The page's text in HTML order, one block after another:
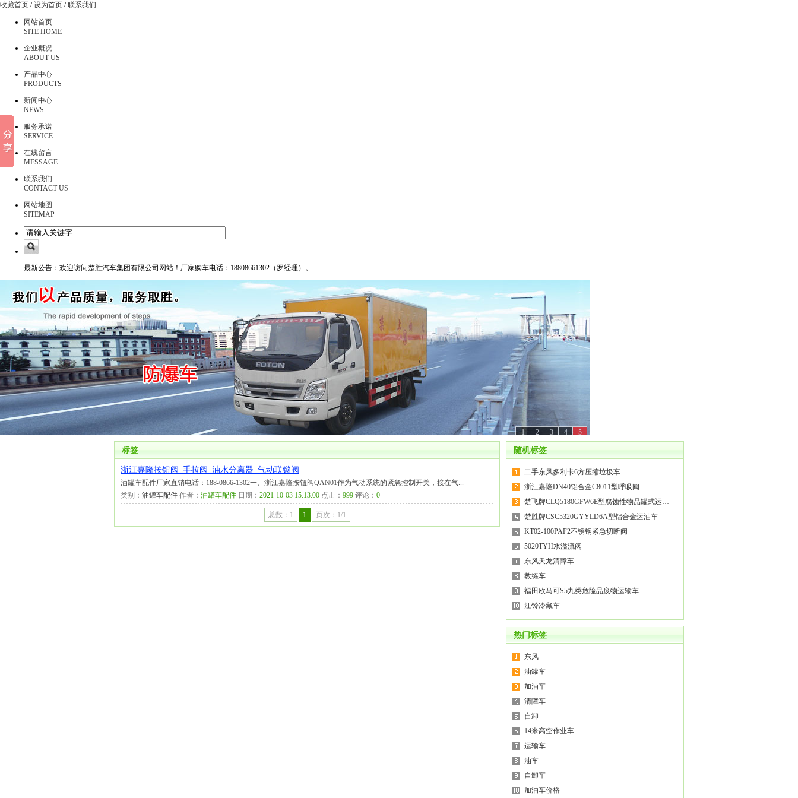
收藏首页 /设为首页 /联系我们
网站首页
SITE HOME
企业概况
ABOUT US
产品中心
PRODUCTS
新闻中心
NEWS
服务承诺
SERVICE
在线留言
MESSAGE
联系我们
CONTACT US
网站地图
SITEMAP
最新公告： 欢迎访问楚胜汽车集团有限公司网站！厂家购车电话：18808661302（罗经理）。
5
4
3
2
1
标签
浙江嘉隆按钮阀_手拉阀_油水分离器_气动联锁阀
油罐车配件厂家直销电话：188-0866-1302一、浙江嘉隆按钮阀QAN01作为气动系统的紧急控制开关，接在气...
类别： 油罐车配件 作者： 油罐车配件 日期： 2021-10-03 15.13.00 点击： 999 评论： 0
总数：1 1 页次：1/1
随机标签
二手东风多利卡6方压缩垃圾车
浙江嘉隆DN40铝合金C8011型呼吸阀
楚飞牌CLQ5180GFW6E型腐蚀性物品罐式运…
楚胜牌CSC5320GYYLD6A型铝合金运油车
KT02-100PAF2不锈钢紧急切断阀
5020TYH水溢流阀
东风天龙清障车
教练车
福田欧马可S5九类危险品废物运输车
江铃冷藏车
热门标签
东风
油罐车
加油车
清障车
自卸
14米高空作业车
运输车
油车
自卸车
加油车价格